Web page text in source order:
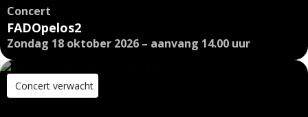
Concert
FADOpelos2
Zondag 18 oktober 2026 – aanvang 14.00 uur
Concert verwacht